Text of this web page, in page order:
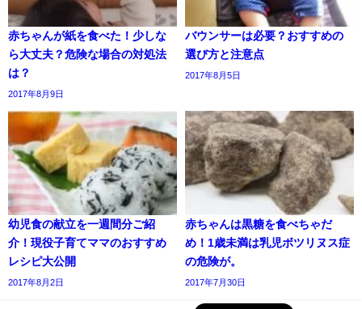
赤ちゃんが紙を食べた！少しな
ら大丈夫？危険な場合の対処法
は？
2017年8月9日
バウンサーは必要？おすすめの
選び方と注意点
2017年8月5日
幼児食の献立を一週間分ご紹
介！現役子育てママのおすすめ
レシピ大公開
2017年8月2日
赤ちゃんは黒糖を食べちゃだ
め！1歳未満は乳児ボツリヌス症
の危険が。
2017年7月30日